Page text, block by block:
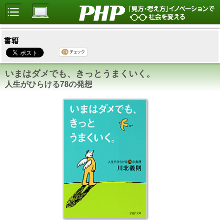
書籍
いまはダメでも、きっとうまくいく。
人生がひらける78の発想